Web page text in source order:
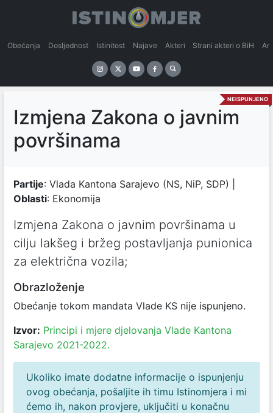
Obećanja Dosljednost Istinitost Najave Akteri Strani akteri o BiH
NEISPUNJENO
Izmjena Zakona o javnim
površinama
Partije: Vlada Kantona Sarajevo (NS, NiP, SDP) |
Oblasti: Ekonomija
Izmjena Zakona o javnim površinama u
cilju lakšeg i bržeg postavljanja punionica
za električna vozila;
Obrazloženje
Obećanje tokom mandata Vlade KS nije ispunjeno.
Izvor: Principi i mjere djelovanja Vlade Kantona
Sarajevo 2021-2022.
Ukoliko imate dodatne informacije o ispunjenju
ovog obećanja, pošaljite ih timu Istinomjera i mi
ćemo ih, nakon provjere, uključiti u konačnu